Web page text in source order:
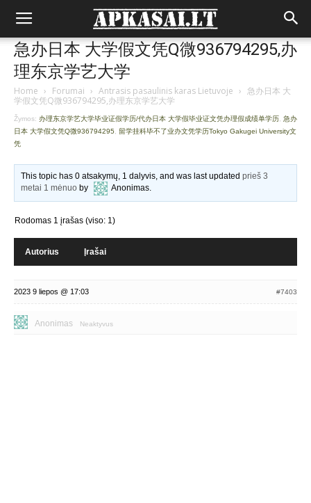
急办日本 大学假文凭Q微936794295,办
理东京学艺大学
Home › Forumai › Antrasis pasaulinis karas Lietuvoje › 急办日本 大
学假文凭Q微936794295,办理东京学艺大学
Žymos: 办理东京学艺大学毕业证假学历/代办日本 大学假毕业证文凭办理假成绩单学历 急办
日本 大学假文凭Q微936794295
留学挂科毕不了业办文凭学历Tokyo Gakugei University文
凭
This topic has 0 atsakymų, 1 dalyvis, and was last updatedprieš 3
metai 1 mėnuo by Anonimas.
Rodomas 1 įrašas (viso: 1)
Autorius Įrašai
2023 9 liepos @ 17:03 #7403
Anonimas Neaktyvus